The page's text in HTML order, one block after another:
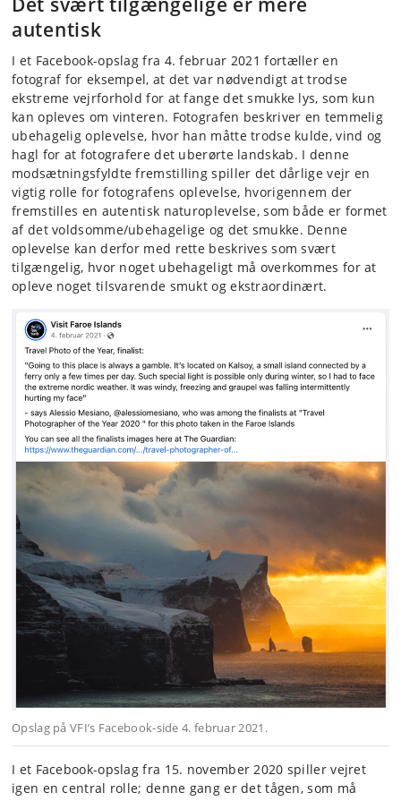
autentisk
I et Facebook-opslag fra 4. februar 2021 fortæller en
fotograf for eksempel, at det var nødvendigt at trodse
ekstreme vejrforhold for at fange det smukke lys, som kun
kan opleves om vinteren. Fotografen beskriver en temmelig
ubehagelig oplevelse, hvor han måtte trodse kulde, vind og
hagl for at fotografere det uberørte landskab. I denne
modsætningsfyldte fremstilling spiller det dårlige vejr en
vigtig rolle for fotografens oplevelse, hvorigennem der
fremstilles en autentisk naturoplevelse, som både er formet
af det voldsomme/ubehagelige og det smukke. Denne
oplevelse kan derfor med rette beskrives som svært
tilgængelig, hvor noget ubehageligt må overkommes for at
opleve noget tilsvarende smukt og ekstraordinært.
Opslag på VFI’s Facebook-side 4. februar 2021.
I et Facebook-opslag fra 15. november 2020 spiller vejret
igen en central rolle; denne gang er det tågen, som må